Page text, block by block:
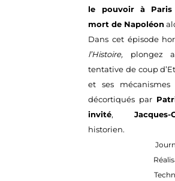
le pouvoir à
mort de Napoléon
Dans cet épisode
l’Histoire, plongez
tentative de coup
et ses
décortiqués par
invité, Jacques-
historien.